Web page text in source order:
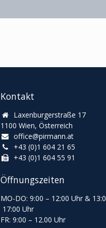
Kontakt
Laxenburgerstraße 17
1100 Wien, Österreich
office@pirmann.at
+43 (0)1 604 21 65
+43 (0)1 604 55 91
Öffnungszeiten
MO-DO: 9:00 – 12:00 Uhr & 13
17:00 Uhr
FR: 9:00 – 12.00 Uhr